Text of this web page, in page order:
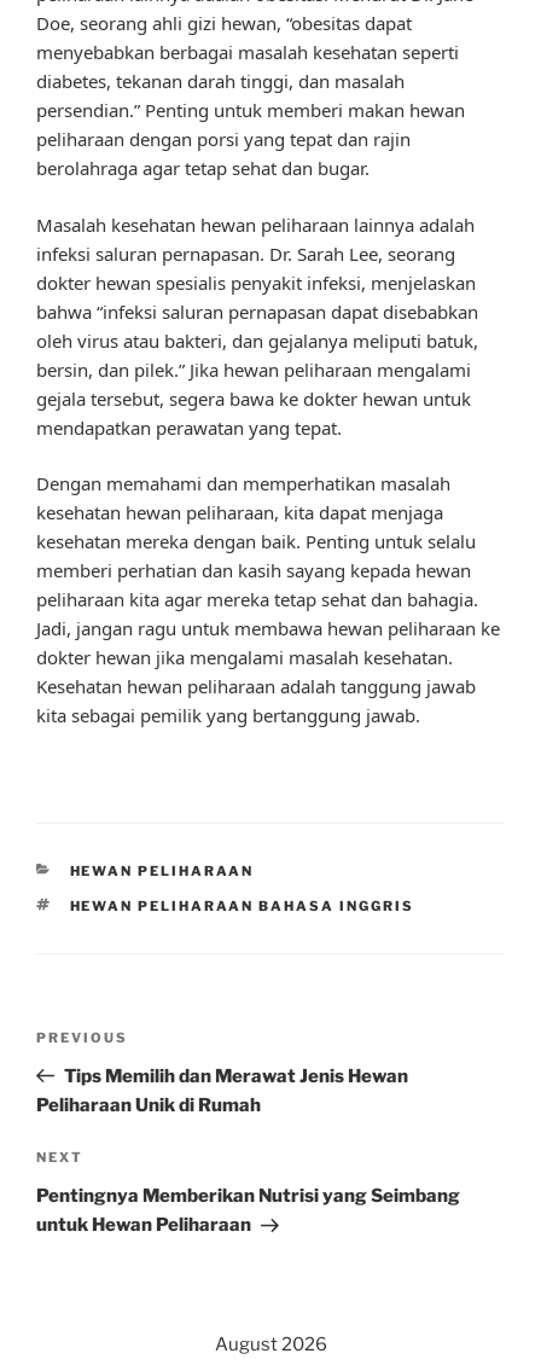
Doe, seorang ahli gizi hewan, “obesitas dapat
menyebabkan berbagai masalah kesehatan seperti
diabetes, tekanan darah tinggi, dan masalah
persendian.” Penting untuk memberi makan hewan
peliharaan dengan porsi yang tepat dan rajin
berolahraga agar tetap sehat dan bugar.
Masalah kesehatan hewan peliharaan lainnya adalah
infeksi saluran pernapasan. Dr. Sarah Lee, seorang
dokter hewan spesialis penyakit infeksi, menjelaskan
bahwa “infeksi saluran pernapasan dapat disebabkan
oleh virus atau bakteri, dan gejalanya meliputi batuk,
bersin, dan pilek.” Jika hewan peliharaan mengalami
gejala tersebut, segera bawa ke dokter hewan untuk
mendapatkan perawatan yang tepat.
Dengan memahami dan memperhatikan masalah
kesehatan hewan peliharaan, kita dapat menjaga
kesehatan mereka dengan baik. Penting untuk selalu
memberi perhatian dan kasih sayang kepada hewan
peliharaan kita agar mereka tetap sehat dan bahagia.
Jadi, jangan ragu untuk membawa hewan peliharaan ke
dokter hewan jika mengalami masalah kesehatan.
Kesehatan hewan peliharaan adalah tanggung jawab
kita sebagai pemilik yang bertanggung jawab.
CATEGORIES
HEWAN PELIHARAAN
TAGS
HEWAN PELIHARAAN BAHASA INGGRIS
Previous
Post
PREVIOUS
Tips Memilih dan Merawat Jenis Hewan
Peliharaan Unik di Rumah
Next
Post
NEXT
Pentingnya Memberikan Nutrisi yang Seimbang
untuk Hewan Peliharaan
August 2026